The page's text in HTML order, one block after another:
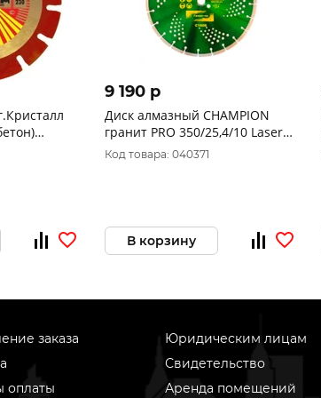
9 190 p
Диск алмазный CHAMPION
гранит PRO 350/25,4/10 Laser
Granitek C1608
Код товара: 040371
В корзину
заказа
оплаты
Юридическим лицам
Свидетельство
Аренда помещений